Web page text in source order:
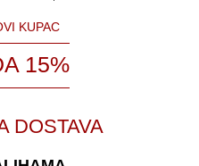
KUPAC
15%
DOSTAVA